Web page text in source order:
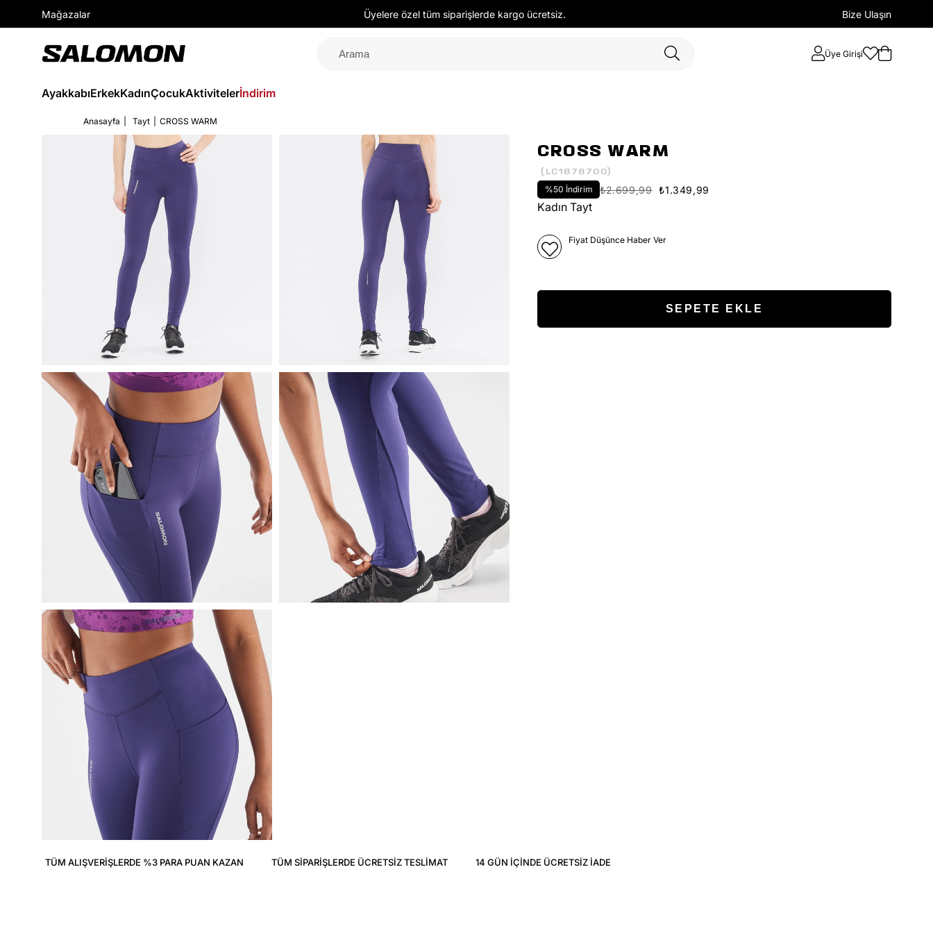
Mağazalar Üyelere özel tüm siparişlerde kargo ücretsiz. Bize Ulaşın
Üye Girişi
AyakkabıErkekKadınÇocukAktivitelerİndirim
Anasayfa Tayt CROSS WARM
CROSS WARM
(LC1878700)
%50 İndirim ₺2.699,99 ₺1.349,99
Kadın Tayt
Fiyat Düşünce Haber Ver
TÜM ALIŞVERIŞLERDE %3 PARA PUAN KAZAN TÜM SIPARIŞLERDE ÜCRETSIZ TESLIMAT 14 GÜN IÇINDE ÜCRETSIZ IADE